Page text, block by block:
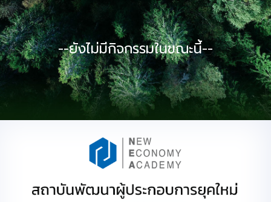
--ยังไม่มีกิจกรรมในขณะนี้--